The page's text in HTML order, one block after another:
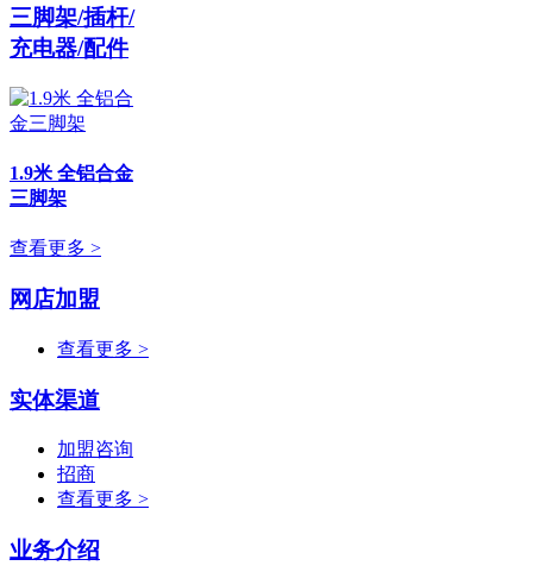
三脚架/插杆/
充电器/配件
1.9米 全铝合金
三脚架
查看更多 >
网店加盟
查看更多 >
实体渠道
加盟咨询
招商
查看更多 >
业务介绍